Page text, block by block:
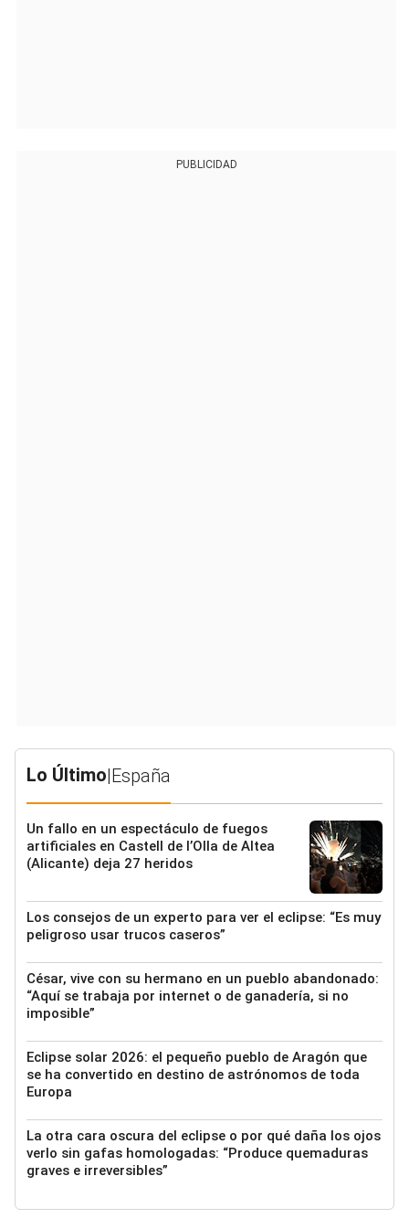
PUBLICIDAD
Lo Último|España
Un fallo en un espectáculo de fuegos
artificiales en Castell de l’Olla de Altea
(Alicante) deja 27 heridos
Los consejos de un experto para ver el eclipse: “Es muy
peligroso usar trucos caseros”
César, vive con su hermano en un pueblo abandonado:
“Aquí se trabaja por internet o de ganadería, si no
imposible”
Eclipse solar 2026: el pequeño pueblo de Aragón que
se ha convertido en destino de astrónomos de toda
Europa
La otra cara oscura del eclipse o por qué daña los ojos
verlo sin gafas homologadas: “Produce quemaduras
graves e irreversibles”